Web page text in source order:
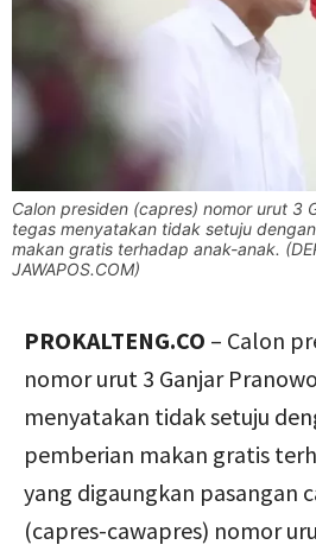
Calon presiden (capres) nomor urut 3
tegas menyatakan tidak setuju
makan gratis terhadap anak-anak.
JAWAPOS.COM)
PROKALTENG.CO – Calon
nomor urut 3 Ganjar
menyatakan tidak setuju
pemberian makan gratis
yang digaungkan pasangan
(capres-cawapres) nomor